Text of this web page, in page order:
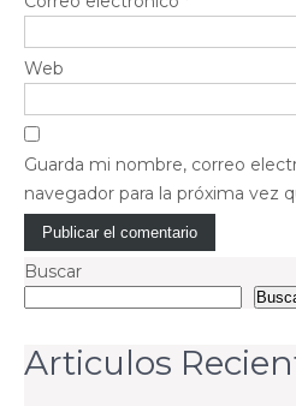
Web
Guarda mi nombre, correo
navegador para la próxima vez
Buscar
Articulos